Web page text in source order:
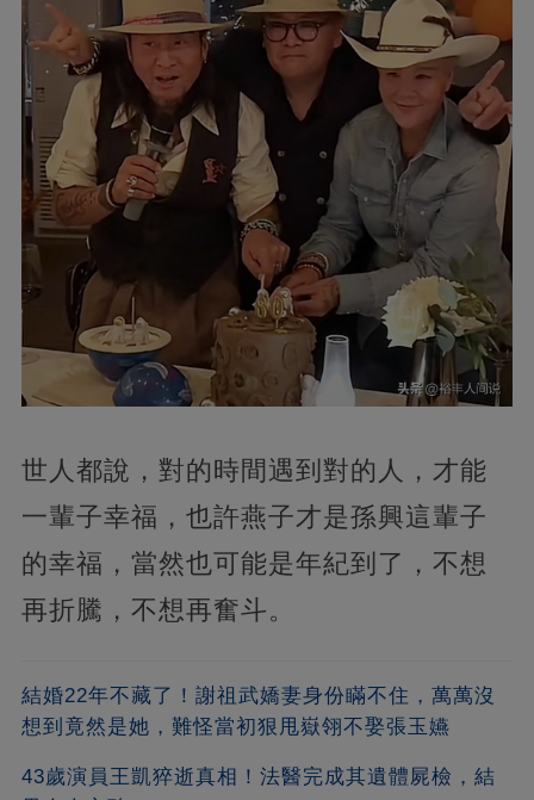
世人都說，對的時間遇到對的人，才能
一輩子幸福，也許燕子才是孫興這輩子
的幸福，當然也可能是年紀到了，不想
再折騰，不想再奮斗。
結婚22年不藏了！謝祖武嬌妻身份瞞不住，萬萬沒
想到竟然是她，難怪當初狠甩嶽翎不娶張玉嬿
43歲演員王凱猝逝真相！法醫完成其遺體屍檢，結